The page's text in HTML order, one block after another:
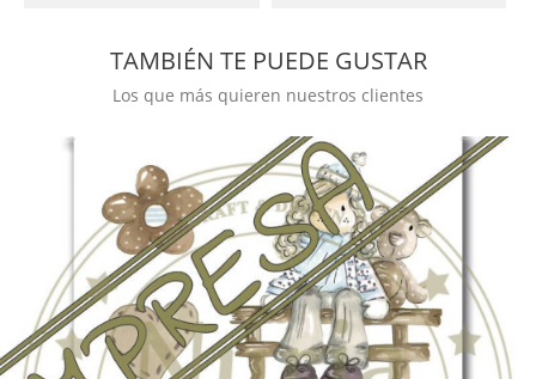
TAMBIÉN TE PUEDE GUSTAR
Los que más quieren nuestros clientes